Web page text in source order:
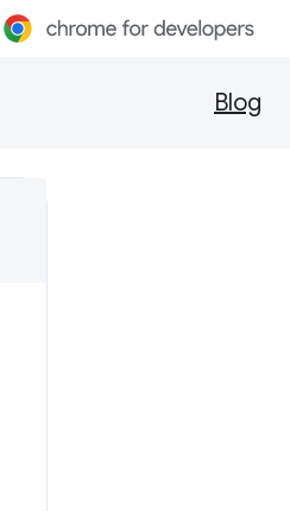
Blog